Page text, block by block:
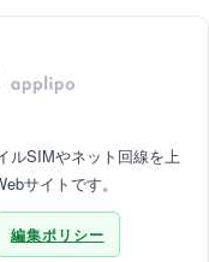
ルSIMやネット回線を上
サイトです。
編集ポリシー